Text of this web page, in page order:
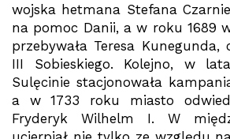
wojska hetmana Stefana
na pomoc Danii, a w roku 1689
przebywała Teresa
III Sobieskiego. Kolejno, w
Sulęcinie stacjonowała
a w 1733 roku miasto
Fryderyk Wilhelm I. W